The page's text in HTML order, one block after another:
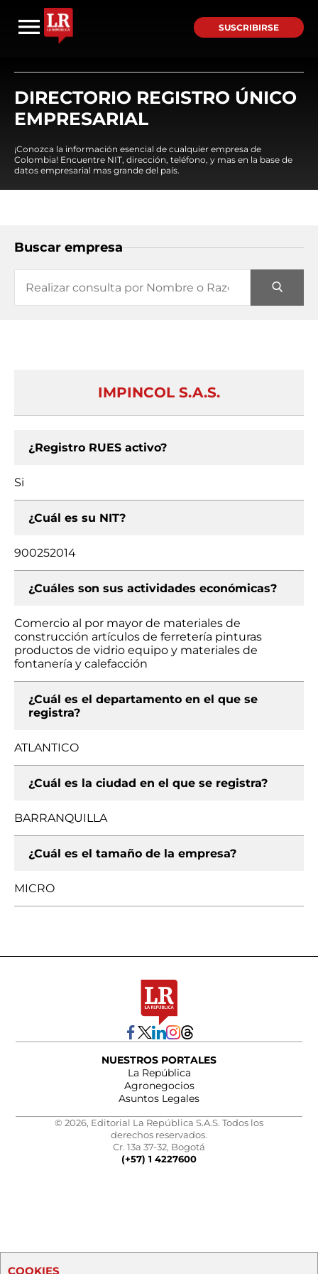
SUSCRIBIRSE
DIRECTORIO REGISTRO ÚNICO
EMPRESARIAL
¡Conozca la información esencial de cualquier empresa de
Colombia! Encuentre NIT, dirección, teléfono, y mas en la base de
datos empresarial mas grande del país.
Buscar empresa
IMPINCOL S.A.S.
¿Registro RUES activo?
Si
¿Cuál es su NIT?
900252014
¿Cuáles son sus actividades económicas?
Comercio al por mayor de materiales de
construcción artículos de ferretería pinturas
productos de vidrio equipo y materiales de
fontanería y calefacción
¿Cuál es el departamento en el que se
registra?
ATLANTICO
¿Cuál es la ciudad en el que se registra?
BARRANQUILLA
¿Cuál es el tamaño de la empresa?
MICRO
NUESTROS PORTALES
La República
Agronegocios
Asuntos Legales
© 2026, Editorial La República S.A.S. Todos los
derechos reservados.
Cr. 13a 37-32, Bogotá
(+57) 1 4227600
COOKIES